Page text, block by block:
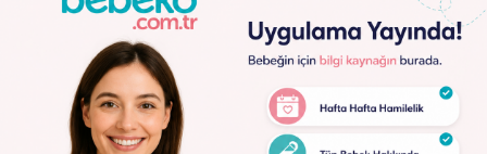
alanlarından kasıt, her bireyin kendine özgü bir kişilik yapısı
olmasıdır. Zıt kutuplar mı yoksa birbirine benzeyen insanlar
mı daha mutlu bir beraberlik sürebilir sorusu her zaman
kafamızı kurcalıyor. ‘Eğer ortak noktamı yoksa ve tamamen
farklıysak nasıl olacak bu ilişki?’ sorusu gündemimize
düşüyor.